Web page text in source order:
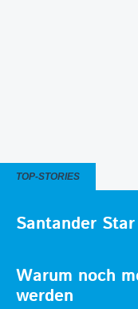
TOP-STORIES
Santander
Warum noch
werden